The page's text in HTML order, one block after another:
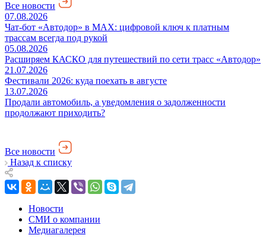
Все новости
07.08.2026
Чат-бот «Автодор» в MAX: цифровой ключ к платным
трассам всегда под рукой
05.08.2026
Расширяем КАСКО для путешествий по сети трасс «Автодор»
21.07.2026
Фестивали 2026: куда поехать в августе
13.07.2026
Продали автомобиль, а уведомления о задолженности
продолжают приходить?
Все новости
Назад к списку
Новости
СМИ о компании
Медиагалерея